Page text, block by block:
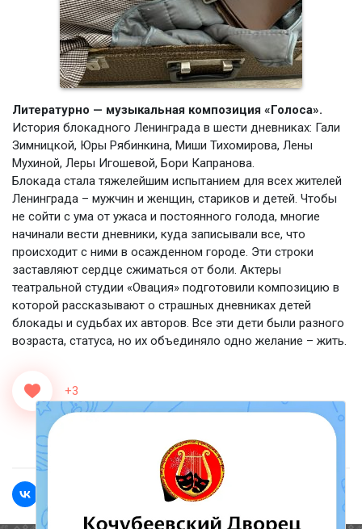
Литературно — музыкальная композиция «Голоса».
История блокадного Ленинграда в шести дневниках: Гали
Зимницкой, Юры Рябинкина, Миши Тихомирова, Лены
Мухиной, Леры Игошевой, Бори Капранова.
Блокада стала тяжелейшим испытанием для всех жителей
Ленинграда – мужчин и женщин, стариков и детей. Чтобы
не сойти с ума от ужаса и постоянного голода, многие
начинали вести дневники, куда записывали все, что
происходит с ними в осажденном городе. Эти строки
заставляют сердце сжиматься от боли. Актеры
театральной студии «Овация» подготовили композицию в
которой рассказывают о страшных дневниках детей
блокады и судьбах их авторов. Все эти дети были разного
возраста, статуса, но их объединяло одно желание – жить.
+3